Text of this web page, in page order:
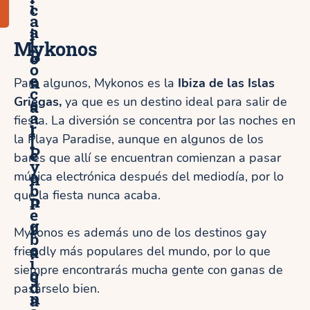
c
i
o
n
a
l
e
n
P
r
a
g
a
a
l
o
c
a
l
y
b
e
b
i
d
i
a
B
e
e
r
P
o
n
g
c
o
n
Mykonos
Para algunos, Mykonos es la Ibiza de las Islas
Griegas, ya que es un destino ideal para salir de
fiesta. La diversión se concentra por las noches en
la Playa Paradise, aunque en algunos de los
bares que allí se encuentran comienzan a pasar
música electrónica después del mediodía, por lo
que la fiesta nunca acaba.
Mykonos es además uno de los destinos gay
friendly más populares del mundo, por lo que
siempre encontrarás mucha gente con ganas de
pasárselo bien.